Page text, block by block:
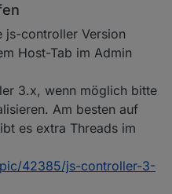
js-controller Version
Host-Tab im Admin
3.x, wenn möglich bitte
Am besten auf
es extra Threads im
42385/js-controller-3-